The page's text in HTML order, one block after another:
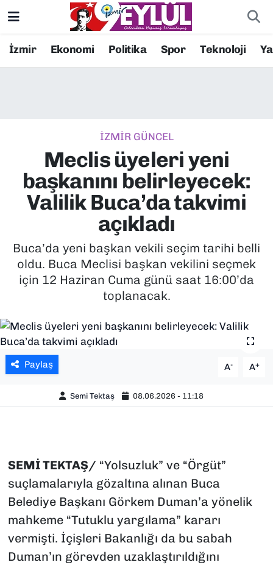
İzmir Ekonomi Politika Spor Teknoloji
İZMİR GÜNCEL
Meclis üyeleri yeni
başkanını belirleyecek:
Valilik Buca’da takvimi
açıkladı
Buca’da yeni başkan vekili seçim tarihi belli
oldu. Buca Meclisi başkan vekilini seçmek
için 12 Haziran Cuma günü saat 16:00’da
toplanacak.
Paylaş A- A+
Semi Tektaş 08.06.2026 - 11:18
SEMİ TEKTAŞ/ “Yolsuzluk” ve “Örgüt”
suçlamalarıyla gözaltına alınan Buca
Belediye Başkanı Görkem Duman’a yönelik
mahkeme “Tutuklu yargılama” kararı
vermişti. İçişleri Bakanlığı da bu sabah
Duman’ın görevden uzaklaştırıldığını
Resmi İlanlar
EKONOMİ
KÜLTÜR SANAT
POLİTİKA
SPOR
TEKNOLOJİ
YAŞAM
Konak Nöbetçi Eczaneler
Süper Lig Puan Durumu ve Fikstür
Tüm Manşetler
Son Dakika Haberleri